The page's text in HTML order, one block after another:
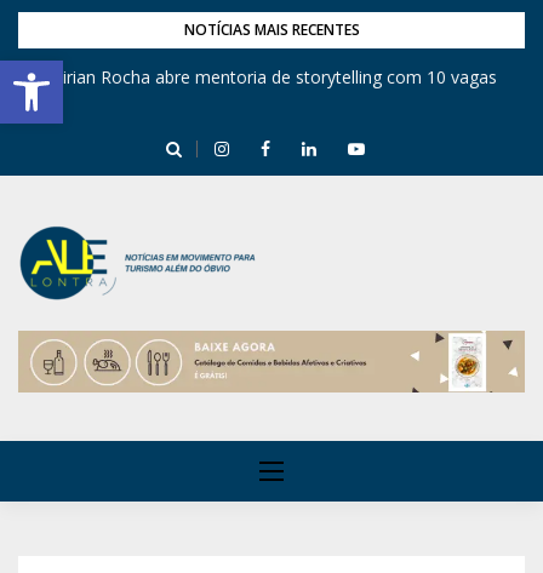
Barra de Ferramentas Aberta
NOTÍCIAS MAIS RECENTES
Mirian Rocha abre mentoria de storytelling com 10 vagas